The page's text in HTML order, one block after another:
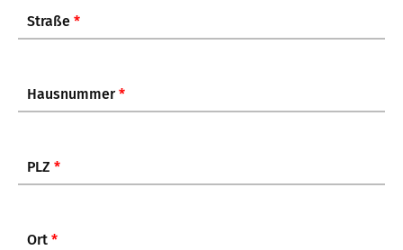
Straße *
Hausnummer*
PLZ *
Ort *